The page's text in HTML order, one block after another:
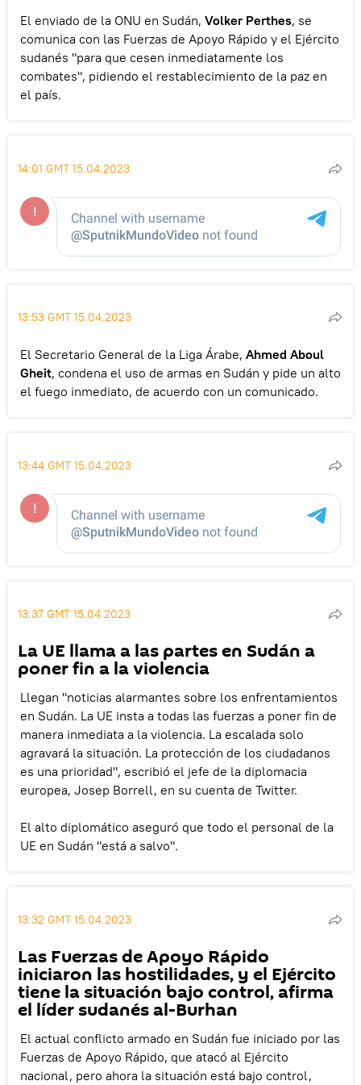
El enviado de la ONU en Sudán, Volker Perthes, se
comunica con las Fuerzas de Apoyo Rápido y el Ejército
sudanés "para que cesen inmediatamente los
combates", pidiendo el restablecimiento de la paz en
el país.
14:01 GMT 15.04.2023
13:53 GMT 15.04.2023
El Secretario General de la Liga Árabe, Ahmed Aboul
Gheit, condena el uso de armas en Sudán y pide un alto
el fuego inmediato, de acuerdo con un comunicado.
13:44 GMT 15.04.2023
13:37 GMT 15.04.2023
La UE llama a las partes en Sudán a
poner fin a la violencia
Llegan "noticias alarmantes sobre los enfrentamientos
en Sudán. La UE insta a todas las fuerzas a poner fin de
manera inmediata a la violencia. La escalada solo
agravará la situación. La protección de los ciudadanos
es una prioridad", escribió el jefe de la diplomacia
europea, Josep Borrell, en su cuenta de Twitter.
El alto diplomático aseguró que todo el personal de la
UE en Sudán "está a salvo".
13:32 GMT 15.04.2023
Las Fuerzas de Apoyo Rápido
iniciaron las hostilidades, y el Ejército
tiene la situación bajo control, afirma
el líder sudanés al-Burhan
El actual conflicto armado en Sudán fue iniciado por las
Fuerzas de Apoyo Rápido, que atacó al Ejército
nacional, pero ahora la situación está bajo control,